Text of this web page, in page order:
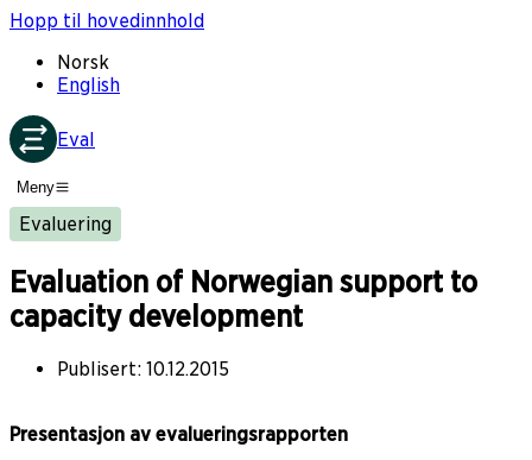
Hopp til hovedinnhold
Norsk
English
Eval
Meny
Evaluering
Evaluation of Norwegian support to
capacity development
Publisert: 10.12.2015
Presentasjon av evalueringsrapporten